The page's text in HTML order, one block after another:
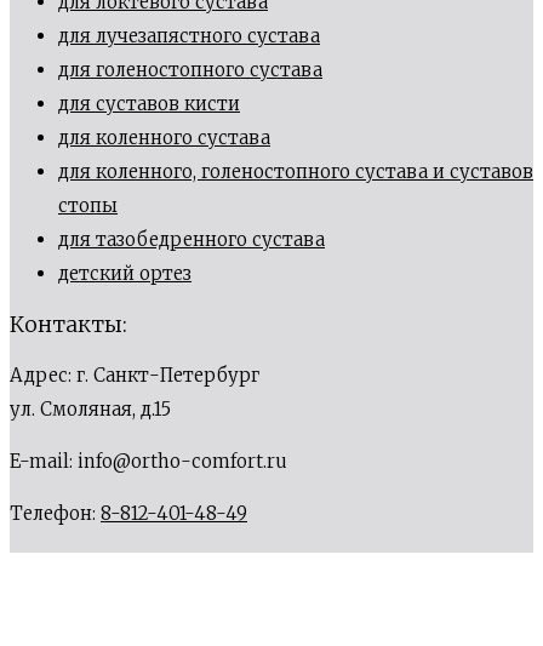
для лучезапястного сустава
для голеностопного сустава
для суставов кисти
для коленного сустава
для коленного, голеностопного сустава и суставов
стопы
для тазобедренного сустава
детский ортез
Контакты:
Адрес: г. Санкт-Петербург
ул. Смоляная, д.15
E-mail: info@ortho-comfort.ru
Телефон: 8-812-401-48-49